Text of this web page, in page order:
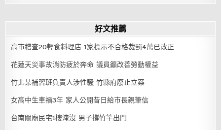
好文推薦
高市稽查20輕食料理店 1家標示不合格裁罰4萬已改正
花蓮天災事故消防疲於奔命 議員籲改善勞動權益
竹北某補習班負責人涉性騷 竹縣府廢止立案
女高中生車禍3年 家人公開昔日給市長親筆信
台南關廟民宅1樓淹沒 男子撐竹竿出門